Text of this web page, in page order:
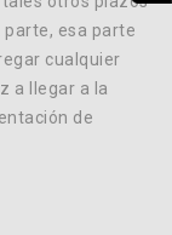
parte, esa parte
cualquier
a llegar a la
de